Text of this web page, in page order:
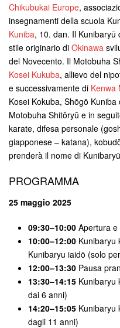
Chikubukai Europe,
insegnamenti della scuola
Kuniba, 10. dan. Il Kunibaryū
stile originario di Okinawa
del Novecento. Il Motobuha
Kosei Kukuba, allievo del
e successivamente di Kenwa
Kosei Kokuba, Shōgō
Motobuha Shitōryū e in
karate, difesa personale
giapponese – katana),
prenderà il nome di
PROGRAMMA
25 maggio 2025
09:30–10:00Apertura e
10:00–12:00Kunibaryu
Kunibaryu iaidō (solo
12:00–13:30Pausa
13:30–14:15Kunibaryu
dai 6 anni)
14:20–15:05Kunibaryu
dagli 11 anni)